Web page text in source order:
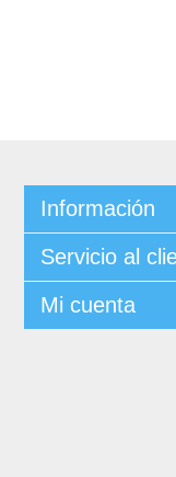
Información
Servicio al
Mi cuenta